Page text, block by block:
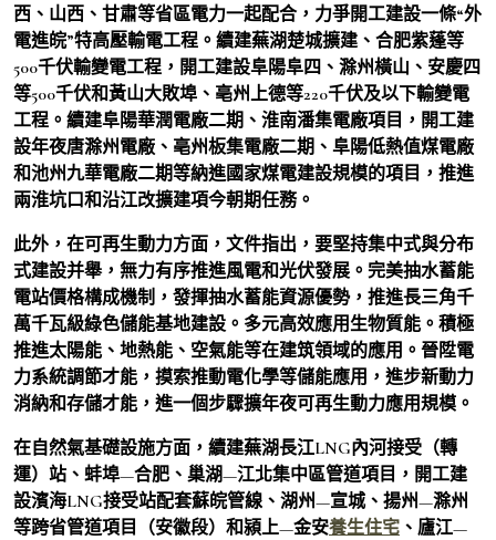
西、山西、甘肅等省區電力一起配合，力爭開工建設一條“外
電進皖”特高壓輸電工程。續建蕪湖楚城擴建、合肥紫蓬等
500千伏輸變電工程，開工建設阜陽阜四、滁州橫山、安慶四
等500千伏和黃山大敗埠、亳州上德等220千伏及以下輸變電
工程。續建阜陽華潤電廠二期、淮南潘集電廠項目，開工建
設年夜唐滁州電廠、亳州板集電廠二期、阜陽低熱值煤電廠
和池州九華電廠二期等納進國家煤電建設規模的項目，推進
兩淮坑口和沿江改擴建項今朝期任務。
此外，在可再生動力方面，文件指出，要堅持集中式與分布
式建設并舉，無力有序推進風電和光伏發展。完美抽水蓄能
電站價格構成機制，發揮抽水蓄能資源優勢，推進長三角千
萬千瓦級綠色儲能基地建設。多元高效應用生物質能。積極
推進太陽能、地熱能、空氣能等在建筑領域的應用。晉陞電
力系統調節才能，摸索推動電化學等儲能應用，進步新動力
消納和存儲才能，進一個步驟擴年夜可再生動力應用規模。
在自然氣基礎設施方面，續建蕪湖長江LNG內河接受（轉
運）站、蚌埠—合肥、巢湖—江北集中區管道項目，開工建
設濱海LNG接受站配套蘇皖管線、湖州—宣城、揚州—滁州
等跨省管道項目（安徽段）和潁上—金安養生住宅 、廬江—